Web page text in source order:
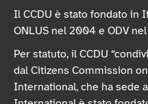
Il CCDU è stato fondato in
ONLUS nel 2004 e ODV
Per statuto, il CCDU
dal Citizens Commission
International, che ha sede